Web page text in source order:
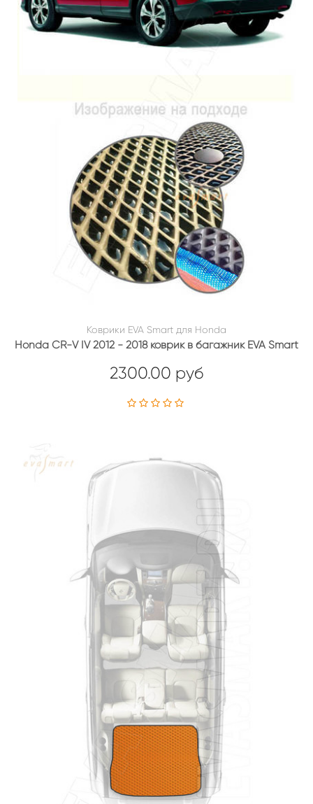
Коврики EVA Smart для Honda
Honda CR-V IV 2012 - 2018 коврик в багажник EVA Smart
2300.00 руб